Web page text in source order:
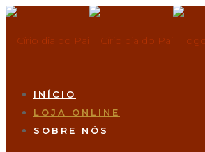
INÍCIO
LOJA ONLINE
SOBRE NÓS